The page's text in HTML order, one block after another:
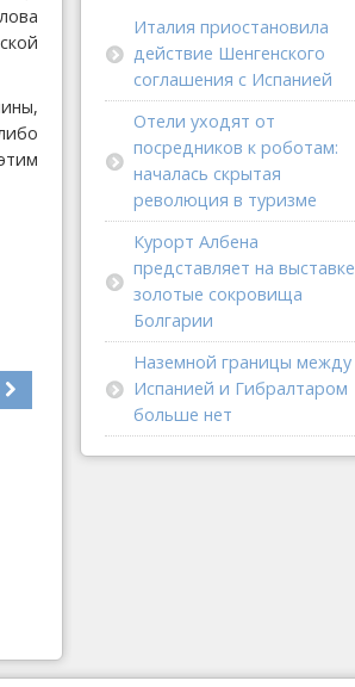
Италия приостановила
действие Шенгенского
соглашения с Испанией
Отели уходят от
посредников к роботам:
началась скрытая
революция в туризме
Курорт Албена
представляет на выставке
золотые сокровища
Болгарии
Наземной границы между
Испанией и Гибралтаром
больше нет